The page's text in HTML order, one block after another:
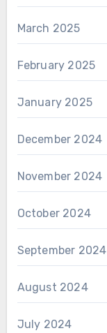
March 2025
February 2025
January 2025
December 2024
November 2024
October 2024
September 2024
August 2024
July 2024